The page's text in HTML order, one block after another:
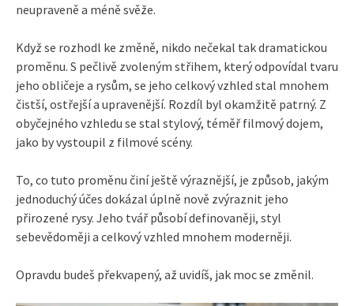
neupraveně a méně svěže.
Když se rozhodl ke změně, nikdo nečekal tak dramatickou
proměnu. S pečlivě zvoleným střihem, který odpovídal tvaru
jeho obličeje a rysům, se jeho celkový vzhled stal mnohem
čistší, ostřejší a upravenější. Rozdíl byl okamžitě patrný. Z
obyčejného vzhledu se stal stylový, téměř filmový dojem,
jako by vystoupil z filmové scény.
To, co tuto proměnu činí ještě výraznější, je způsob, jakým
jednoduchý účes dokázal úplně nově zvýraznit jeho
přirozené rysy. Jeho tvář působí definovaněji, styl
sebevědoměji a celkový vzhled mnohem moderněji.
Opravdu budeš překvapený, až uvidíš, jak moc se změnil.